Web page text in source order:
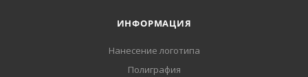
ИНФОРМАЦИЯ
Нанесение логотипа
Полиграфия